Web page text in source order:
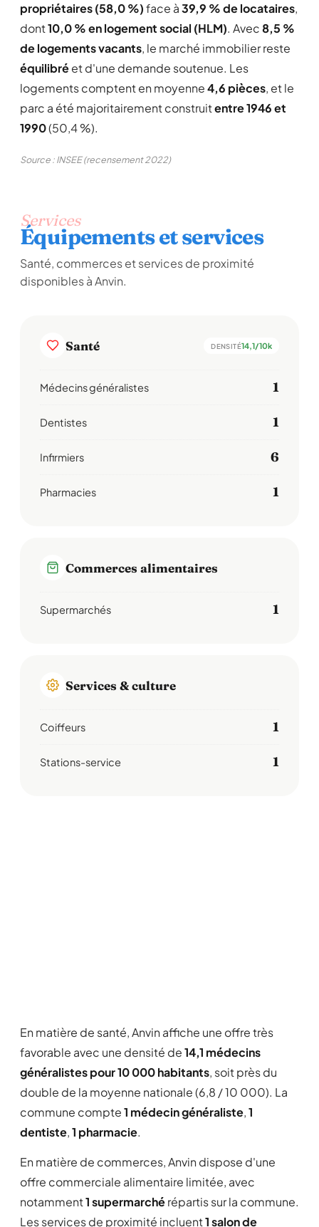
propriétaires (58,0 %)face à39,9 % de locataires,
dont10,0 % en logement social (HLM). Avec8,5 %
de logements vacants, le marché immobilier reste
équilibréet d'une demande soutenue. Les
logements comptent en moyenne4,6 pièces, et le
parc a été majoritairement construitentre 1946 et
1990(50,4 %).
Source : INSEE (recensement 2022)
Services
Équipements et services
Santé, commerces et services de proximité
disponibles à Anvin.
Santé DENSITÉ14,1/10k
Médecins généralistes 1
Dentistes 1
Infirmiers 6
Pharmacies 1
Commerces alimentaires
Supermarchés 1
Services & culture
Coiffeurs 1
Stations-service 1
En matière de santé, Anvin affiche une offre très
favorable avec une densité de14,1 médecins
généralistes pour 10 000 habitants, soit près du
double de la moyenne nationale (6,8 / 10 000). La
commune compte1 médecin généraliste,1
dentiste,1 pharmacie.
En matière de commerces, Anvin dispose d'une
offre commerciale alimentaire limitée, avec
notamment1 supermarchérépartis sur la commune.
Les services de proximité incluent1 salon de